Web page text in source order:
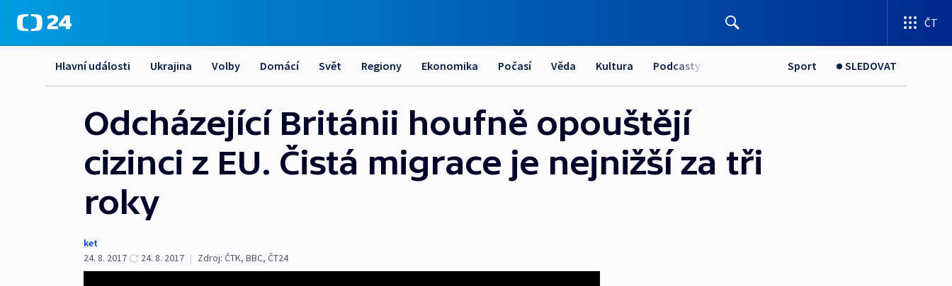
ČT
Hlavní události Ukrajina Volby Domácí Svět Regiony Ekonomika Počasí Věda Kultura Podcasty Sport SLEDOVAT
Odcházející Británii houfně opouštějí
cizinci z EU. Čistá migrace je nejnižší za tři
roky
ket
24. 8. 2017
24. 8. 2017 | Zdroj: ČTK, BBC, ČT24